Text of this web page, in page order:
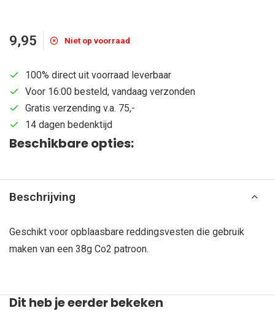
9,95 Niet op voorraad
100% direct uit voorraad leverbaar
Voor 16:00 besteld, vandaag verzonden
Gratis verzending v.a. 75,-
14 dagen bedenktijd
Beschikbare opties:
Beschrijving
Geschikt voor opblaasbare reddingsvesten die gebruik
maken van een 38g Co2 patroon.
Dit heb je eerder bekeken